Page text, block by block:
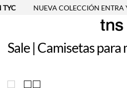
NUEVA COLECCIÓN ENTRA YA
Sale | Camisetas para